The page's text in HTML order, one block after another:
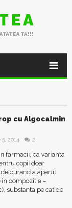
TA!!!
cu Algocalmin
2014 2
farmacii, ca varianta
copii doar
curand a aparut
in compozitie –
substanta pe cat de